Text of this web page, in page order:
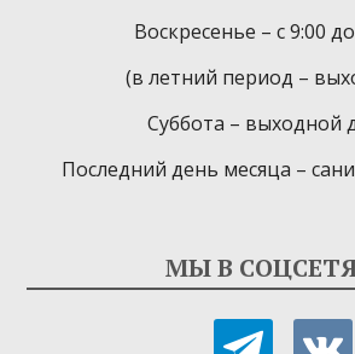
Воскресенье – с 9:00
(в летний период –
Суббота – выходной
Последний день месяца –
МЫ В
telegram